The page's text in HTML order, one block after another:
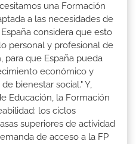
una Formación
a las necesidades de
considera que esto
personal y profesional de
para que España pueda
económico y
bienestar social." Y,
Educación, la Formación
los ciclos
superiores de actividad
de acceso a la FP